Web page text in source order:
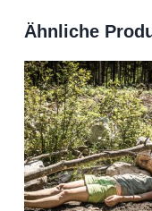
Ähnliche